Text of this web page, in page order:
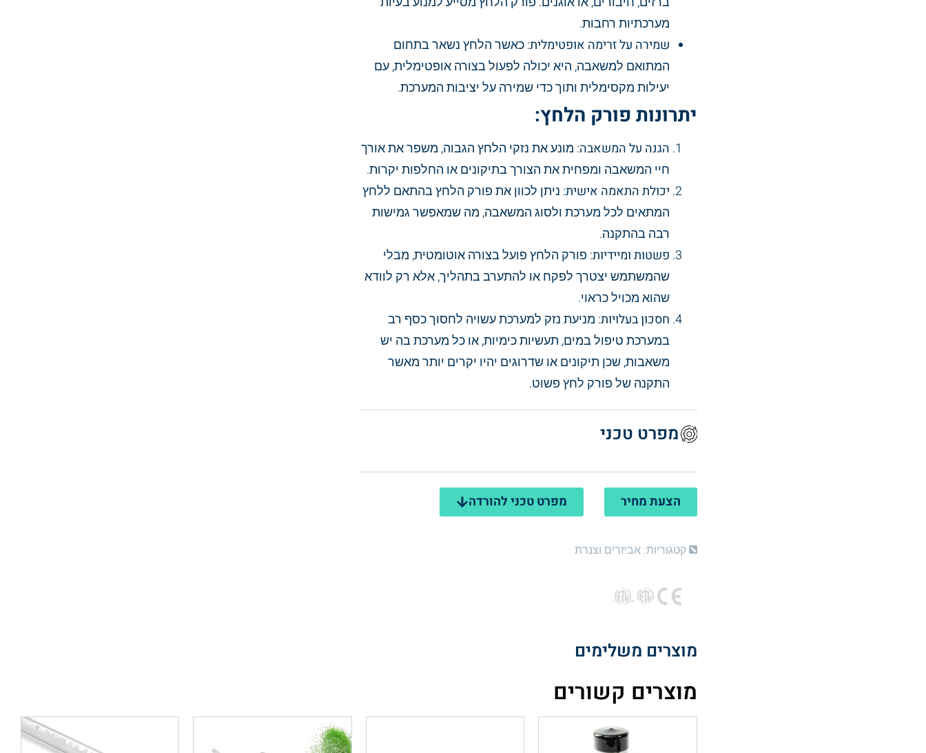
מערכתיות רחבות.
שמירה על זרימה אופטימלית: כאשר הלחץ נשאר בתחום
המתואם למשאבה, היא יכולה לפעול בצורה אופטימלית, עם
יעילות מקסימלית ותוך כדי שמירה על יציבות המערכת.
יתרונות פורק הלחץ:
הגנה על המשאבה: מונע את נזקי הלחץ הגבוה, משפר את אורך
חיי המשאבה ומפחית את הצורך בתיקונים או החלפות יקרות.
יכולת התאמה אישית: ניתן לכוון את פורק הלחץ בהתאם ללחץ
המתאים לכל מערכת ולסוג המשאבה, מה שמאפשר גמישות
רבה בהתקנה.
פשטות ומיידיות: פורק הלחץ פועל בצורה אוטומטית, מבלי
שהמשתמש יצטרך לפקח או להתערב בתהליך, אלא רק לוודא
שהוא מכויל כראוי.
חסכון בעלויות: מניעת נזק למערכת עשויה לחסוך כסף רב
במערכת טיפול במים, תעשיות כימיות, או כל מערכת בה יש
משאבות, שכן תיקונים או שדרוגים יהיו יקרים יותר מאשר
התקנה של פורק לחץ פשוט.
מפרט טכני
הצעת מחיר מפרט טכני להורדה
קטגוריות:אביזרים וצנרת
מוצרים משלימים
מוצרים קשורים